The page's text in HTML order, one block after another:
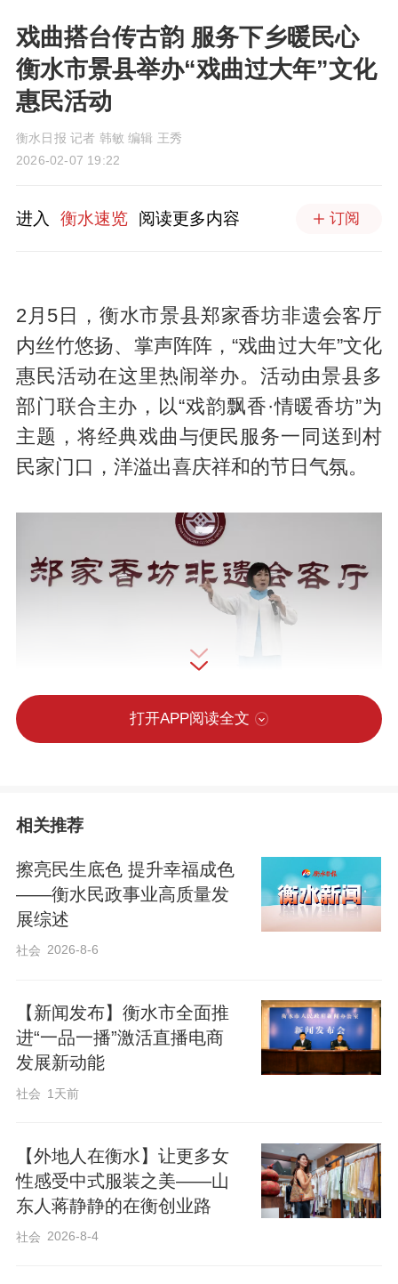
​戏曲搭台传古韵 服务下乡暖民心
衡水市景县举办“戏曲过大年”文化
惠民活动
衡水日报 记者 韩敏 编辑 王秀
2026-02-07 19:22
进入 衡水速览 阅读更多内容 订阅
2月5日，衡水市景县郑家香坊非遗会客厅
内丝竹悠扬、掌声阵阵，“戏曲过大年”文化
惠民活动在这里热闹举办。活动由景县多
部门联合主办，以“戏韵飘香·情暖香坊”为
主题，将经典戏曲与便民服务一同送到村
民家门口，洋溢出喜庆祥和的节日气氛。
活动创新采用“舞台演出+场边服务”并行模
式，让群众在享受文化大餐的同时，也感
便忙碌起来：摄影志愿者们为村民拍摄全
家福，捕捉一张张团圆的笑脸；书法家现
场挥毫写春联，墨迹未干的“福”字被争相领
取；爱心义剪摊位前，志愿者手法娴熟，
打开APP阅读全文
相关推荐
擦亮民生底色 提升幸福成色
——衡水民政事业高质量发
展综述
社会 2026-8-6
【新闻发布】衡水市全面推
进“一品一播”激活直播电商
发展新动能
社会 1天前
【外地人在衡水】让更多女
性感受中式服装之美——山
东人蒋静静的在衡创业路
社会 2026-8-4